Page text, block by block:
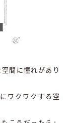
間に憧れがあり
ワクワクする空